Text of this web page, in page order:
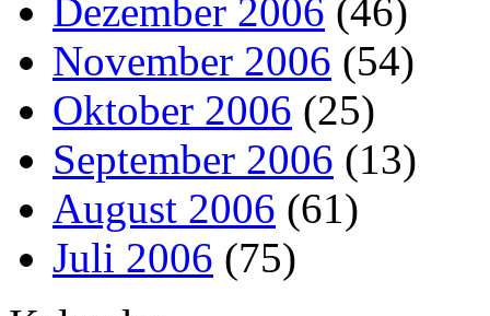
Dezember 2006 (46)
November 2006 (54)
Oktober 2006 (25)
September 2006 (13)
August 2006 (61)
Juli 2006 (75)